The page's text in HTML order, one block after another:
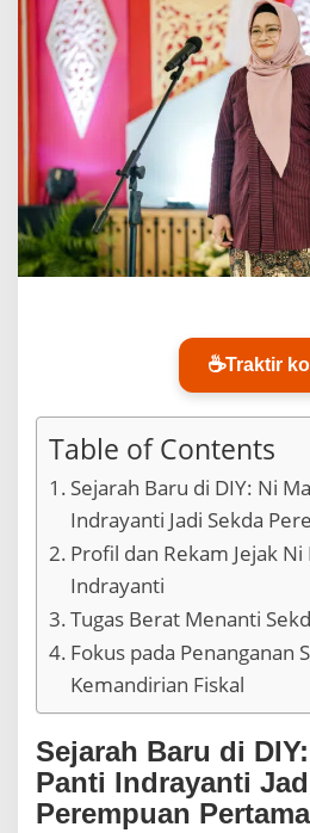
r
t
a
m
a
t
S
e
I
Y
i
K
n
a
i
a
d
e
w
i
P
☕
Table of Contents
Sejarah Baru di DIY: Ni
Indrayanti Jadi Sekda
Profil dan Rekam Jejak
Indrayanti
Tugas Berat Menanti
Fokus pada Penanganan
Kemandirian Fiskal
Sejarah Baru di
Panti Indrayanti
Perempuan Pertama